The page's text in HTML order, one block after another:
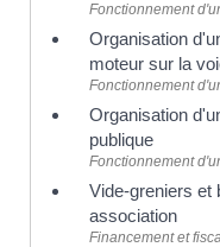
Fonctionnement
Organisation
moteur sur la
Fonctionnement
Organisation
publique
Fonctionnement
Vide-greniers et
association
Financement et